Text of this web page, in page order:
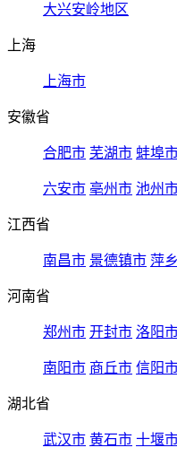
大兴安岭地区
上海
上海市
安徽省
合肥市 芜湖市 蚌埠
六安市 亳州市 池州
江西省
南昌市 景德镇市 萍
河南省
郑州市 开封市 洛阳
南阳市 商丘市 信阳
湖北省
武汉市 黄石市 十堰